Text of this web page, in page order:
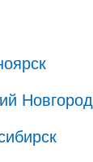
Новгород